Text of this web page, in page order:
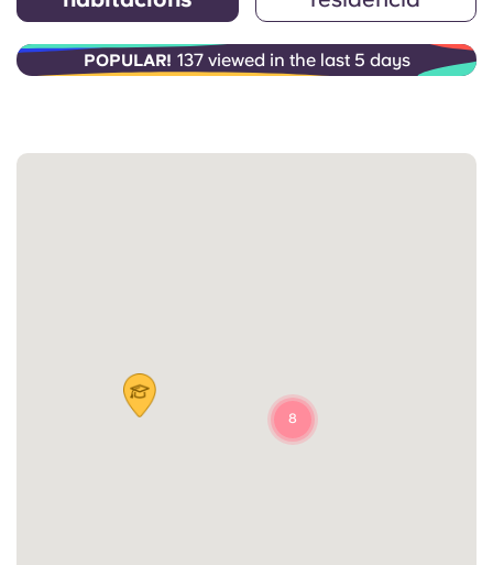
POPULAR! 137 viewed in the last 5 days
8